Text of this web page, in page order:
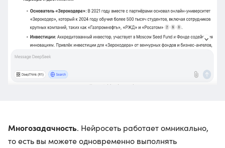
Многозадачность. Нейросеть работает омникально,
то есть вы можете одновременно выполнять